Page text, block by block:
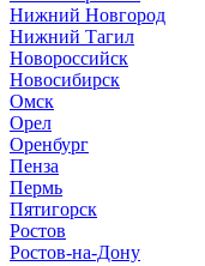
Нижний Новгород
Нижний Тагил
Новороссийск
Новосибирск
Омск
Орел
Оренбург
Пенза
Пермь
Пятигорск
Ростов
Ростов-на-Дону